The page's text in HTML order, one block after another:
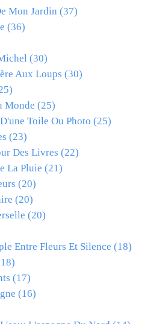
Mon Jardin (37)
(36)
(30)
Aux Loups (30)
Monde (25)
Toile Ou Photo (25)
(23)
Des Livres (22)
La Pluie (21)
(20)
(20)
(20)
Entre Fleurs Et Silence (18)
(17)
(16)